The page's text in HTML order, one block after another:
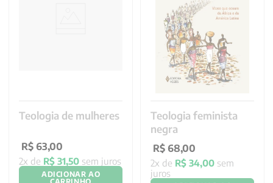
Teologia de mulheres
R$ 63,00
2x de R$ 31,50 sem juros
ADICIONAR AO
Teologia feminista
negra
R$ 68,00
2x de R$ 34,00 sem
juros